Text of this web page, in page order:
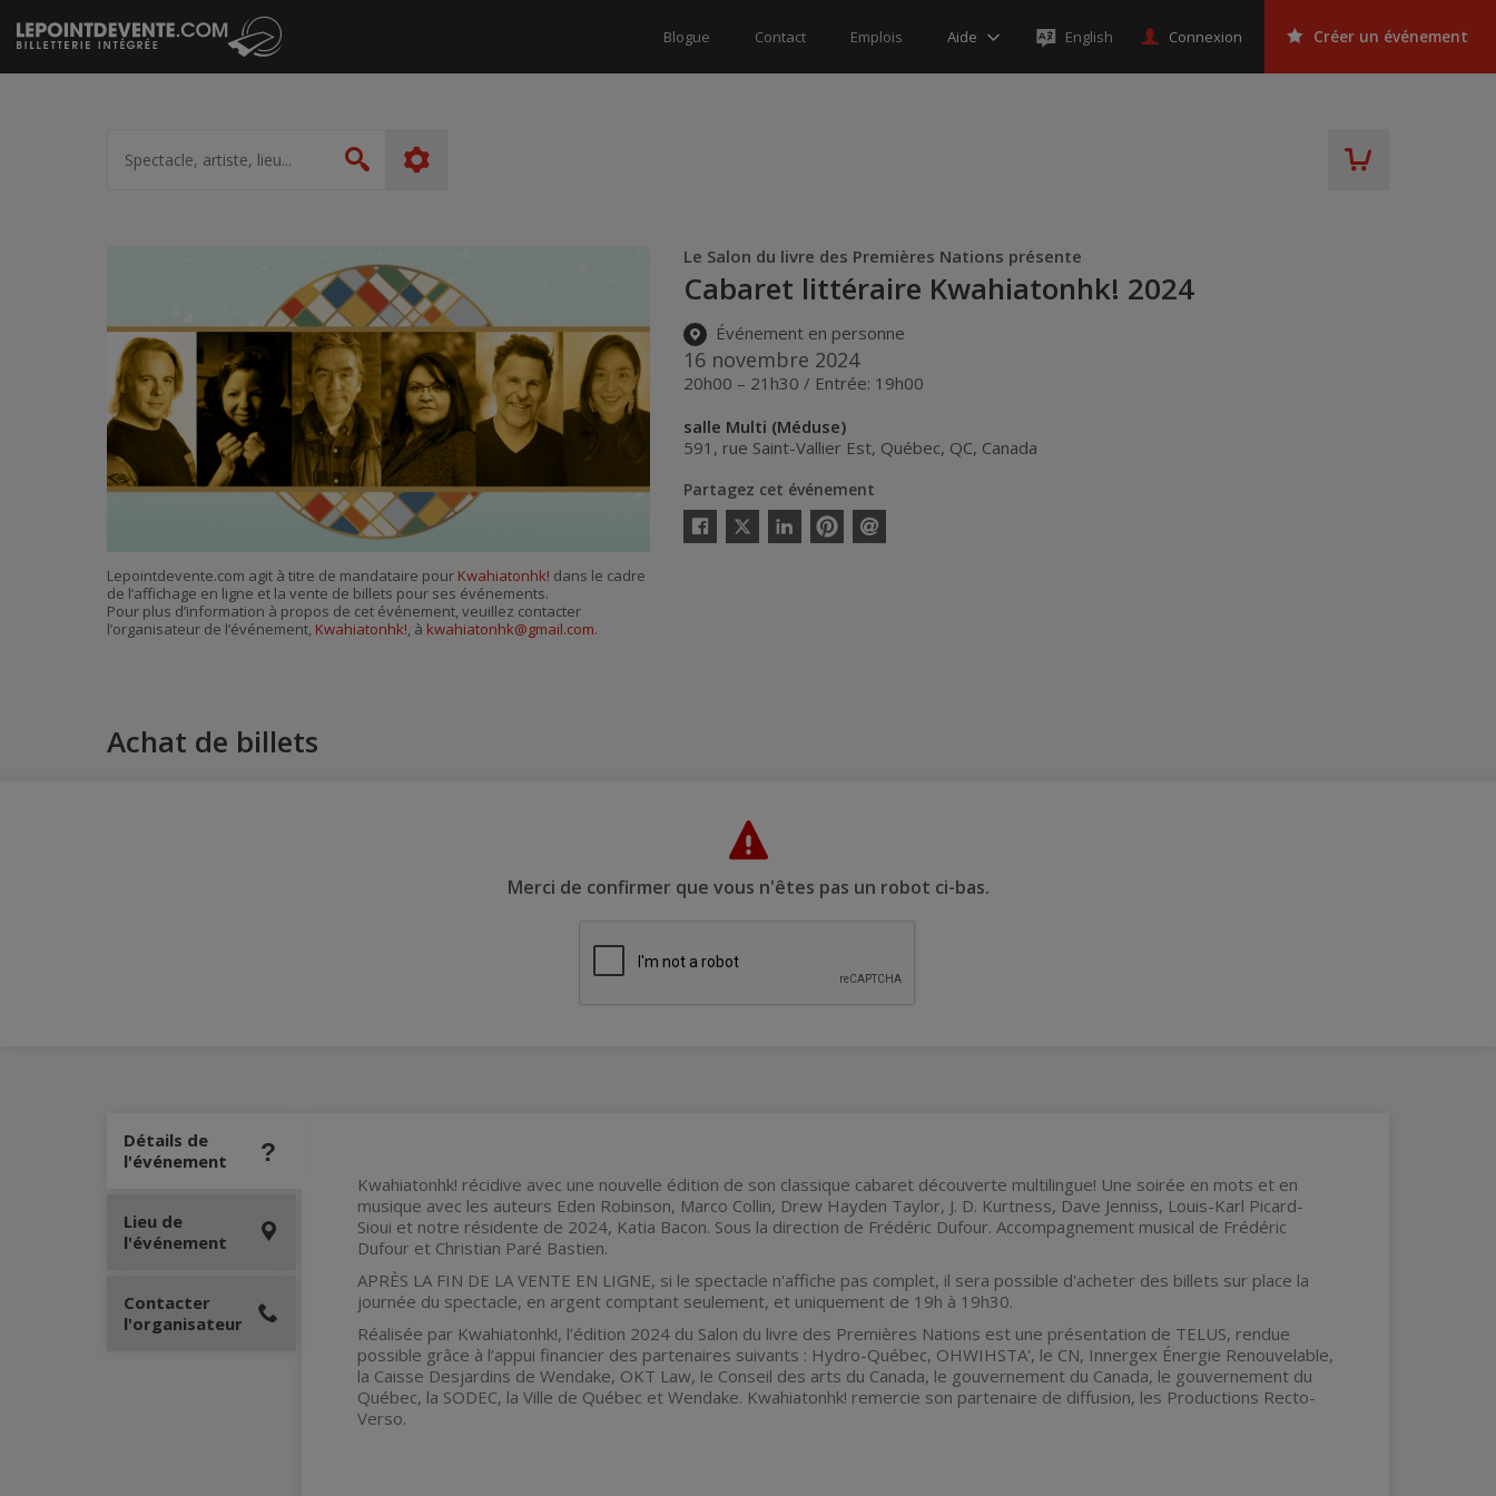
Passer
au
contenu
Blogue Contact Emplois Aide English Connexion Créer un événement
artiste,
lieu...
Rechercher
Le Salon du livre des Premières Nations présente
Cabaret littéraire Kwahiatonhk! 2024
Événement en personne
16 novembre 2024
20h00 – 21h30 / Entrée: 19h00
salle Multi (Méduse)
591, rue Saint-Vallier Est, Québec, QC, Canada
Partagez cet événement
Facebook
Twitter
LinkedinPinterestEnvoyer
Lepointdevente.com agit à titre de mandataire pour Kwahiatonhk! dans le cadre
de l’affichage en ligne et la vente de billets pour ses événements.
Pour plus d’information à propos de cet événement, veuillez contacter
l’organisateur de l’événement, Kwahiatonhk!, à kwahiatonhk@gmail.com.
Achat de billets
Merci de confirmer que vous n'êtes pas un robot ci-bas.
Détails de
l'événement
Kwahiatonhk! récidive avec une nouvelle édition de son classique cabaret découverte multilingue! Une soirée en mots et en
musique avec les auteurs Eden Robinson, Marco Collin, Drew Hayden Taylor, J. D. Kurtness, Dave Jenniss, Louis-Karl Picard-
Sioui et notre résidente de 2024, Katia Bacon. Sous la direction de Frédéric Dufour. Accompagnement musical de Frédéric
Dufour et Christian Paré Bastien.
APRÈS LA FIN DE LA VENTE EN LIGNE, si le spectacle n'affiche pas complet, il sera possible d'acheter des billets sur place la
journée du spectacle, en argent comptant seulement, et uniquement de 19h à 19h30.
Réalisée par Kwahiatonhk!, l’édition 2024 du Salon du livre des Premières Nations est une présentation de TELUS, rendue
possible grâce à l’appui financier des partenaires suivants : Hydro-Québec, OHWIHSTA', le CN, Innergex Énergie Renouvelable,
la Caisse Desjardins de Wendake, OKT Law, le Conseil des arts du Canada, le gouvernement du Canada, le gouvernement du
Québec, la SODEC, la Ville de Québec et Wendake. Kwahiatonhk! remercie son partenaire de diffusion, les Productions Recto-
Verso.
Lieu de
l'événement
Contacter
l'organisateur